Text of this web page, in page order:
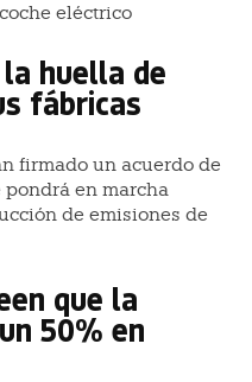
eléctrico
huella de
fábricas
firmado un acuerdo de
en marcha
de emisiones de
que la
50% en